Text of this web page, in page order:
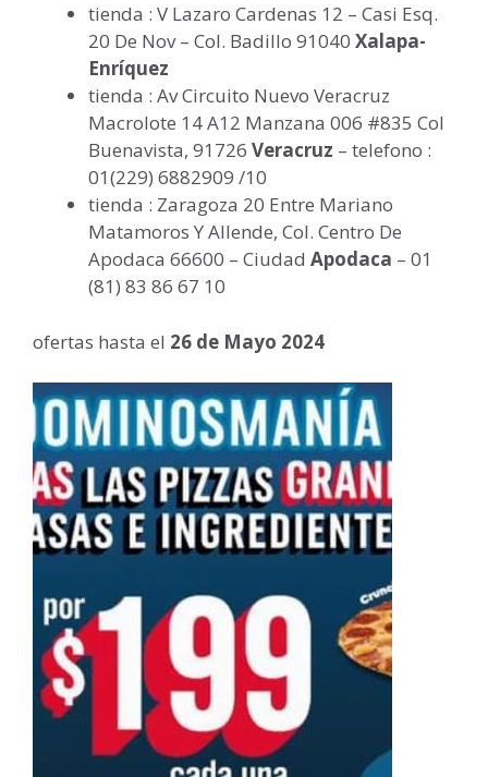
tienda : V Lazaro Cardenas 12 – Casi Esq.
20 De Nov – Col. Badillo 91040 Xalapa-
Enríquez
tienda : Av Circuito Nuevo Veracruz
Macrolote 14 A12 Manzana 006 #835 Col
Buenavista, 91726 Veracruz – telefono :
01(229) 6882909 /10
tienda : Zaragoza 20 Entre Mariano
Matamoros Y Allende, Col. Centro De
Apodaca 66600 – Ciudad Apodaca – 01
(81) 83 86 67 10
ofertas hasta el 26 de Mayo 2024